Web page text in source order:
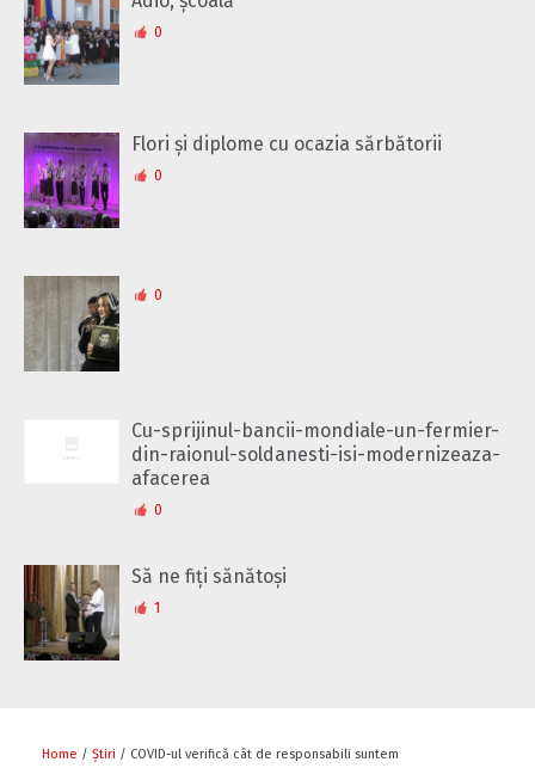
0
Flori și diplome cu ocazia sărbătorii
0
0
Cu-sprijinul-bancii-mondiale-un-fermier-
din-raionul-soldanesti-isi-modernizeaza-
afacerea
0
Să ne fiți sănătoși
1
Home / Știri / COVID-ul verifică cât de responsabili suntem